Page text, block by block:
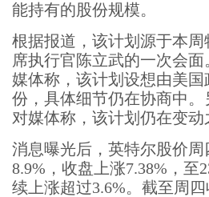
能持有的股份规模。
根据报道，该计划源于本
席执行官陈立武的一次会
媒体称，该计划设想由美
份，具体细节仍在协商中。
对媒体称，该计划仍在变动
消息曝光后，英特尔股价
8.9%，收盘上涨7.38%，至
续上涨超过3.6%。截至周